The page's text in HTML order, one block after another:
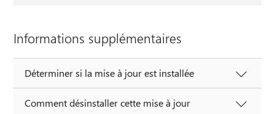
Informations supplémentaires
Déterminer si la mise à jour est installée
Comment désinstaller cette mise à jour